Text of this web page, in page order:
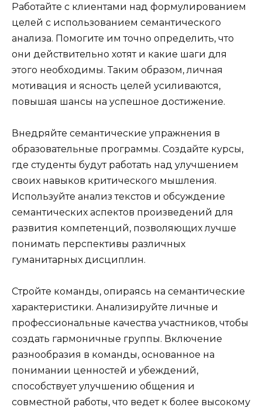
Работайте с клиентами над формулированием
целей с использованием семантического
анализа. Помогите им точно определить, что
они действительно хотят и какие шаги для
этого необходимы. Таким образом, личная
мотивация и ясность целей усиливаются,
повышая шансы на успешное достижение.
Внедряйте семантические упражнения в
образовательные программы. Создайте курсы,
где студенты будут работать над улучшением
своих навыков критического мышления.
Используйте анализ текстов и обсуждение
семантических аспектов произведений для
развития компетенций, позволяющих лучше
понимать перспективы различных
гуманитарных дисциплин.
Стройте команды, опираясь на семантические
характеристики. Анализируйте личные и
профессиональные качества участников, чтобы
создать гармоничные группы. Включение
разнообразия в команды, основанное на
понимании ценностей и убеждений,
способствует улучшению общения и
совместной работы, что ведет к более высокому